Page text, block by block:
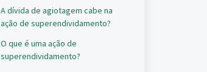
A dívida de agiotagem cabe na
ação de superendividamento?
O que é uma ação de
superendividamento?